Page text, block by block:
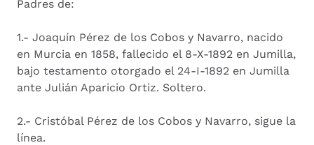
Padres de:
1.- Joaquín Pérez de los Cobos y Navarro, nacido
en Murcia en 1858, fallecido el 8-X-1892 en Jumilla,
bajo testamento otorgado el 24-I-1892 en Jumilla
ante Julián Aparicio Ortiz. Soltero.
2.- Cristóbal Pérez de los Cobos y Navarro, sigue la
línea.